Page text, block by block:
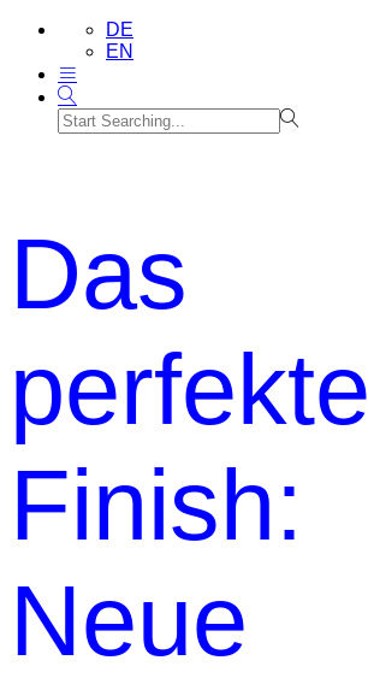
DE
EN
Das
perfekte
Finish:
Neue